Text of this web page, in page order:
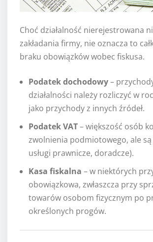
Choć działalność nierejestrowana
zakładania firmy, nie oznacza to
braku obowiązków wobec fiskusa.
Podatek dochodowy–
działalności należy rozliczyć w
jako przychody z innych źródeł.
Podatek VAT– większość osób
zwolnienia podmiotowego, ale
usługi prawnicze, doradcze).
Kasa fiskalna – w niektórych
obowiązkowa, zwłaszcza przy
towarów osobom fizycznym po
określonych progów.